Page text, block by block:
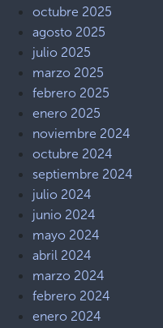
octubre 2025
agosto 2025
julio 2025
marzo 2025
febrero 2025
enero 2025
noviembre 2024
octubre 2024
septiembre 2024
julio 2024
junio 2024
mayo 2024
abril 2024
marzo 2024
febrero 2024
enero 2024